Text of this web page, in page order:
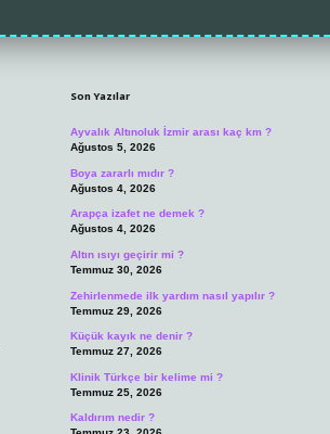
Sidebar
Son Yazılar
Ayvalık Altınoluk İzmir arası kaç km ?
Ağustos 5, 2026
Boya zararlı mıdır ?
Ağustos 4, 2026
Arapça izafet ne demek ?
Ağustos 4, 2026
Altın ısıyı geçirir mi ?
Temmuz 30, 2026
Zehirlenmede ilk yardım nasıl yapılır ?
Temmuz 29, 2026
Küçük kayık ne denir ?
Temmuz 27, 2026
Klinik Türkçe bir kelime mi ?
Temmuz 25, 2026
Kaldırım nedir ?